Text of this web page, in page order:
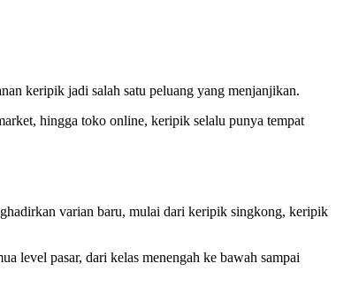
keripik jadi salah satu peluang yang menjanjikan.
hingga toko online, keripik selalu punya tempat
varian baru, mulai dari keripik singkong, keripik
level pasar, dari kelas menengah ke bawah sampai